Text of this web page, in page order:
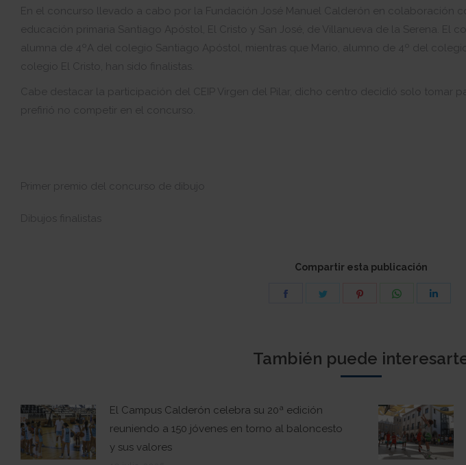
En el concurso llevado a cabo por la Fundación José Manuel Calderón en colaboración
educación primaria Santiago Apóstol, El Cristo y San José, de Villanueva de la Serena. El
alumna de 4ºA del colegio Santiago Apóstol, mientras que Mario, alumno de 4º del
colegio El Cristo, han sido finalistas.
Cabe destacar la participación del CEIP Virgen del Pilar, dicho centro decidió solo tomar
prefirió no competir en el concurso.
Primer premio del concurso de dibujo
Dibujos finalistas
Compartir esta publicación
Share
Share
También puede
El Campus Calderón celebra su 20ª edición
reuniendo a 150 jóvenes en torno al baloncesto
y sus valores